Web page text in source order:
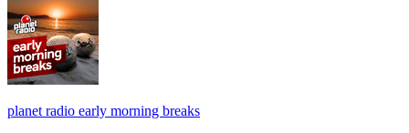
planet radio early morning breaks